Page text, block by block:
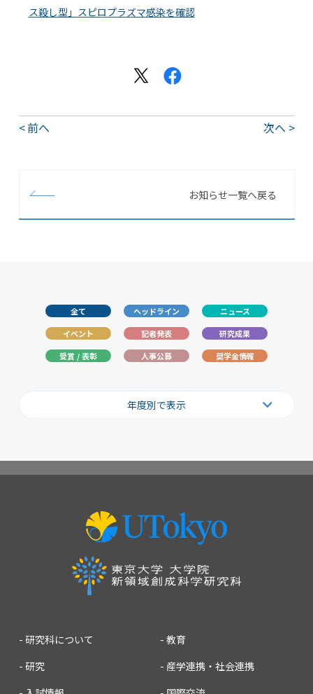
ス殺し型」スピロプラズマ感染を確認
前へ 次へ
お知らせ一覧へ戻る
全て ヘッドライン
ニュース
イベント
記者発表
研究成果
受賞 / 表彰
人事公募 奨学金情報
年度別で表示
研究科について
教育
研究
産学連携・社会連携